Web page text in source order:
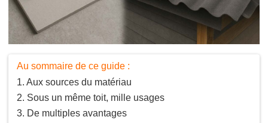
Au sommaire de ce guide :
Aux sources du matériau
Sous un même toit, mille usages
De multiples avantages